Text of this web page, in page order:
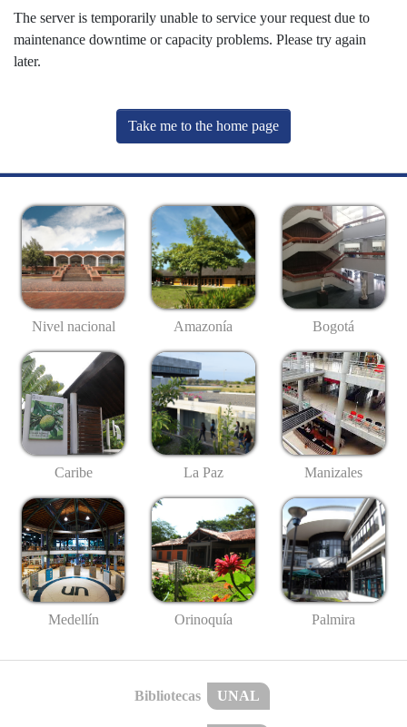
The server is temporarily unable to service your request due to
maintenance downtime or capacity problems. Please try again
later.
Take me to the home page
Nivel nacional Amazonía Bogotá
Caribe La Paz Manizales
Medellín Orinoquía Palmira
Bibliotecas UNAL